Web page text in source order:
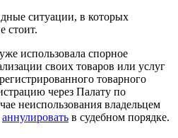
ситуации, в которых
стоит.
использовала спорное
своих товаров или услуг
товарного
через Палату по
неиспользования владельцем
аннулировать в судебном порядке.